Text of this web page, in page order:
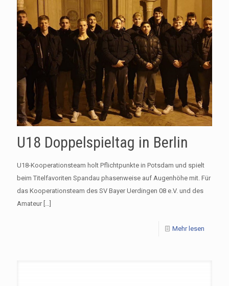
U18 Doppelspieltag in Berlin
U18-Kooperationsteam holt Pflichtpunkte in Potsdam und spielt
beim Titelfavoriten Spandau phasenweise auf Augenhöhe mit. Für
das Kooperationsteam des SV Bayer Uerdingen 08 e.V. und des
Amateur[…]
Mehr lesen